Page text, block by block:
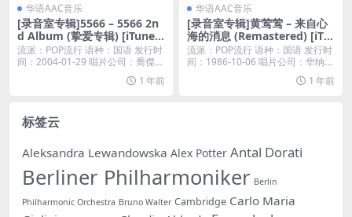
华语AAC音乐
[录音室专辑]5566 – 5566 2n
d Album (挚爱专辑) [iTunes
Plus M4A]
流派：POP流行 语种：国语 发行时
间：2004-01-29 唱片公司：喬傑立
1 年前
华语AAC音乐
[录音室专辑]黄莺莺 – 来自心
海的消息 (Remastered) [iTu
nes Plus M4A]
流派：POP流行 语种：国语 发行时
间：1986-10-06 唱片公司：华纳唱
1 年前
标签云
Aleksandra Lewandowska Alex Potter Antal Dorati
Berliner Philharmoniker Berlin
Philharmonic Orchestra Bruno Walter Cambridge Carlo Maria